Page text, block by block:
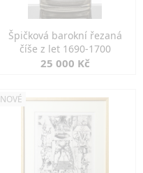
Špičková barokní řezaná
číše z let 1690-1700
25 000 Kč
NOVÉ